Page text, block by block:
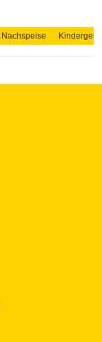
Nachspeise